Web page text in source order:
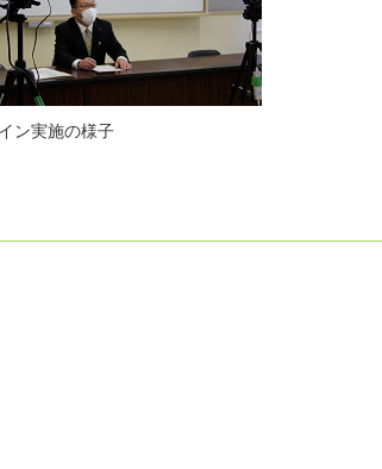
施の様子